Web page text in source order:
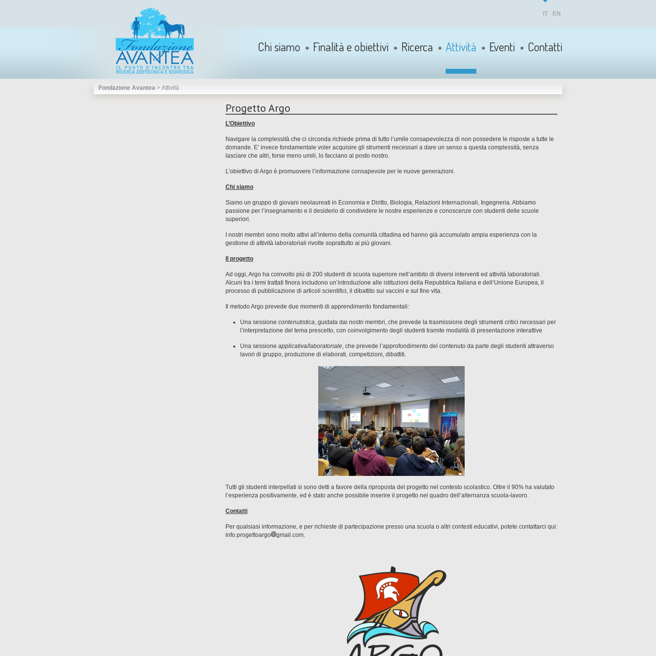
IT EN
Chi siamo Finalità e obiettivi Ricerca Attività Eventi Contatti
Fondazione Avantea > Attività
Progetto Argo
L’Obiettivo
Navigare la complessità che ci circonda richiede prima di tutto l’umile consapevolezza di non possedere le risposte a tutte le
domande. E’ invece fondamentale voler acquisire gli strumenti necessari a dare un senso a questa complessità, senza
lasciare che altri, forse meno umili, lo facciano al posto nostro.
L’obiettivo di Argo è promuovere l’informazione consapevole per le nuove generazioni.
Chi siamo
Siamo un gruppo di giovani neolaureati in Economia e Diritto, Biologia, Relazioni Internazionali, Ingegneria. Abbiamo
passione per l’insegnamento e il desiderio di condividere le nostre esperienze e conoscenze con studenti delle scuole
superiori.
I nostri membri sono molto attivi all’interno della comunità cittadina ed hanno già accumulato ampia esperienza con la
gestione di attività laboratoriali rivolte soprattutto ai più giovani.
Il progetto
Ad oggi, Argo ha coinvolto più di 200 studenti di scuola superiore nell’ambito di diversi interventi ed attività laboratoriali.
Alcuni tra i temi trattati finora includono un’introduzione alle istituzioni della Repubblica Italiana e dell’Unione Europea, il
processo di pubblicazione di articoli scientifici, il dibattito sui vaccini e sul fine vita.
Il metodo Argo prevede due momenti di apprendimento fondamentali:
Una sessione contenutistica, guidata dai nostri membri, che prevede la trasmissione degli strumenti critici necessari per
l’interpretazione del tema prescelto, con coinvolgimento degli studenti tramite modalità di presentazione interattive
Una sessione applicativa/laboratoriale, che prevede l’approfondimento del contenuto da parte degli studenti attraverso
lavori di gruppo, produzione di elaborati, competizioni, dibattiti.
Tutti gli studenti interpellati si sono detti a favore della riproposta del progetto nel contesto scolastico. Oltre il 90% ha valutato
l’esperienza positivamente, ed è stato anche possibile inserire il progetto nel quadro dell’alternanza scuola-lavoro.
Contatti
Per qualsiasi informazione, e per richieste di partecipazione presso una scuola o altri contesti educativi, potete contattarci qui:
info.progettoargo
gmail.com.